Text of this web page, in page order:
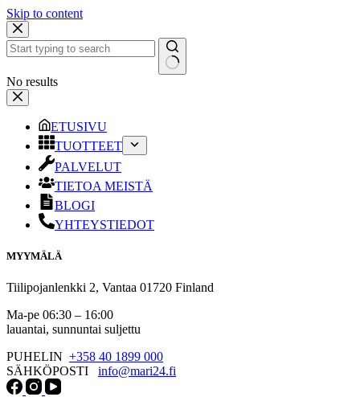
Skip to content
No results
ETUSIVU
TUOTTEET
PALVELUT
TIETOA MEISTÄ
BLOGI
YHTEYSTIEDOT
MYYMÄLÄ
Tiilipojanlenkki 2, Vantaa 01720 Finland
Ma-pe 06:30 – 16:00
lauantai, sunnuntai suljettu
PUHELIN +358 40 1899 000
SÄHKÖPOSTI info@mari24.fi